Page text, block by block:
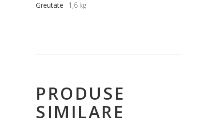
Greutate 1,6 kg
PRODUSE
SIMILARE